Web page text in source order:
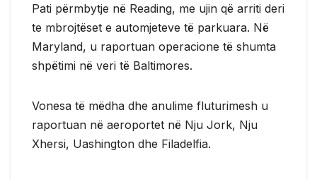
Pati përmbytje në Reading, me ujin që arriti deri
te mbrojtëset e automjeteve të parkuara. Në
Maryland, u raportuan operacione të shumta
shpëtimi në veri të Baltimores.
Vonesa të mëdha dhe anulime fluturimesh u
raportuan në aeroportet në Nju Jork, Nju
Xhersi, Uashington dhe Filadelfia.